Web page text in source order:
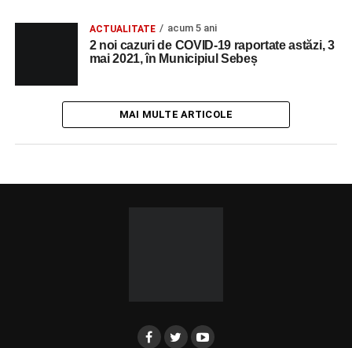
ACTUALITATE acum 5 ani
2 noi cazuri de COVID-19 raportate astăzi, 3
mai 2021, în Municipiul Sebeș
MAI MULTE ARTICOLE